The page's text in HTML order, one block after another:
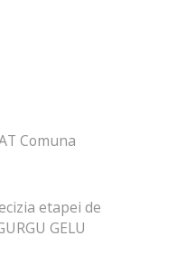
Comuna
etapei de
GELU